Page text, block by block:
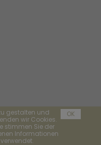
gestalten und
wir Cookies.
stimmen Sie der
Informationen
OK